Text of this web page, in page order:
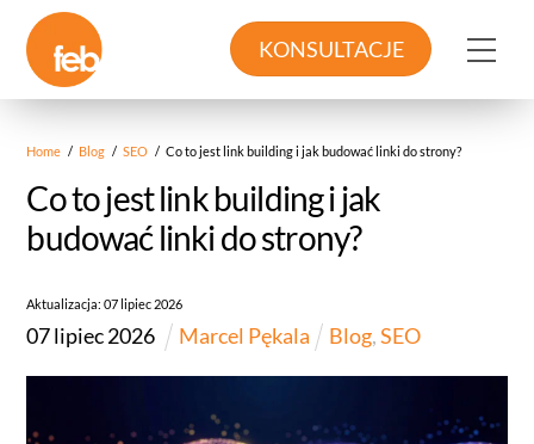
content
KONSULTACJE
Home / Blog / SEO / Co to jest link building i jak budować linki do strony?
Co to jest link building i jak
budować linki do strony?
Aktualizacja:07lipiec 2026
07lipiec2026 Marcel Pękala Blog,SEO